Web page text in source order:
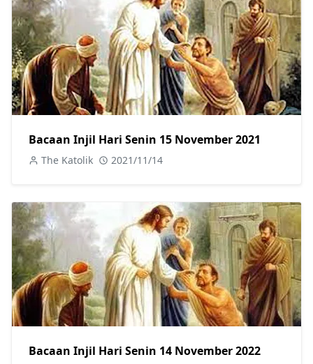
Bacaan Injil Hari Senin 15 November 2021
The Katolik 2021/11/14
Bacaan Injil Hari Senin 14 November 2022